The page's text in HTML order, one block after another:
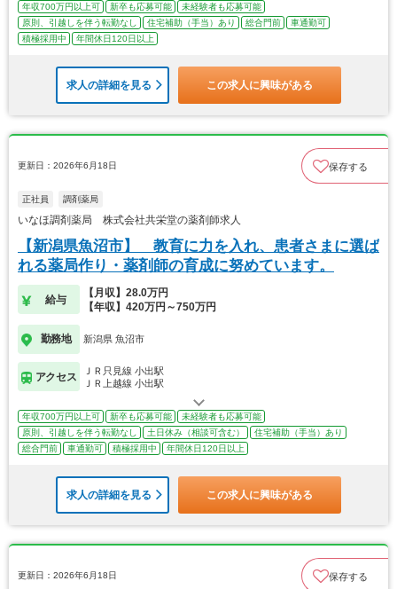
年収700万円以上可 新卒も応募可能
未経験者も応募可能
原則、引越しを伴う転勤なし
住宅補助（手当）あり 総合門前
車通勤可
積極採用中
年間休日120日以上
求人の詳細を見る この求人に興味がある
更新日：2026年6月18日 保存する
正社員 調剤薬局
いなほ調剤薬局 株式会社共栄堂の薬剤師求人
【新潟県魚沼市】 教育に力を入れ、患者さまに選ば
れる薬局作り・薬剤師の育成に努めています。
給与
【月収】28.0万円
【年収】420万円～750万円
勤務地 新潟県 魚沼市
アクセス
ＪＲ只見線 小出駅
ＪＲ上越線 小出駅
年収700万円以上可 新卒も応募可能
未経験者も応募可能
原則、引越しを伴う転勤なし
土日休み（相談可含む）
住宅補助（手当）あり
総合門前
車通勤可 積極採用中 年間休日120日以上
求人の詳細を見る この求人に興味がある
更新日：2026年6月18日 保存する